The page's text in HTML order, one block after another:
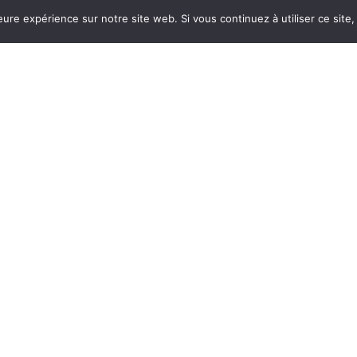
expérience sur notre site web. Si vous continuez à utiliser ce